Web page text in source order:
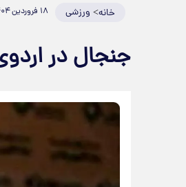
خانه> ورزشی ۱۸ فروردین ۱۴۰۴
جنجال در